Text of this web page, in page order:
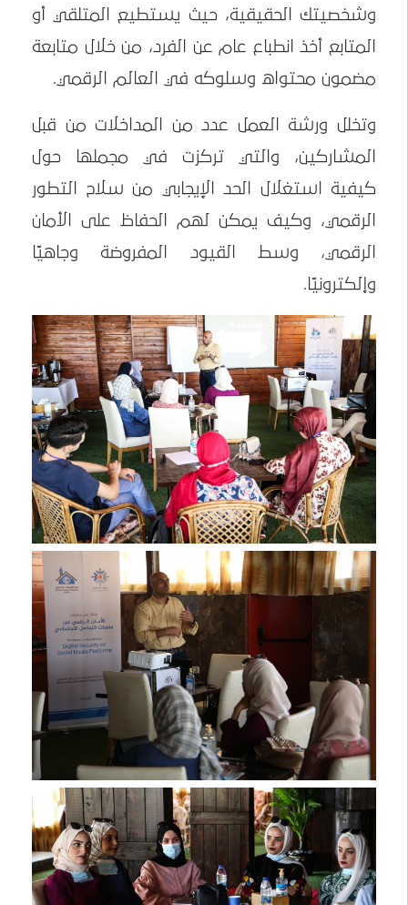
وشخصيتك الحقيقية، حيث يستطيع المتلقي أو
المتابع أخذ انطباع عام عن الفرد، من خلال متابعة
مضمون محتواه وسلوكه في العالم الرقمي.
وتخلل ورشة العمل عدد من المداخلات من قبل
المشاركين، والتي تركزت في مجملها حول
كيفية استغلال الحد الإيجابي من سلاح التطور
الرقمي، وكيف يمكن لهم الحفاظ على الأمان
الرقمي، وسط القيود المفروضة وجاهيًا
وإلكترونيًا.